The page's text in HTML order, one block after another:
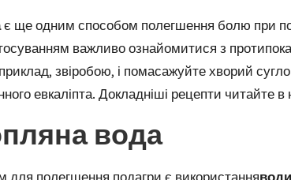
є ще одним способом полегшення болю при
важливо ознайомитися з
звіробою, і помасажуйте хворий
евкаліпта. Докладніші рецепти читайте в
вода